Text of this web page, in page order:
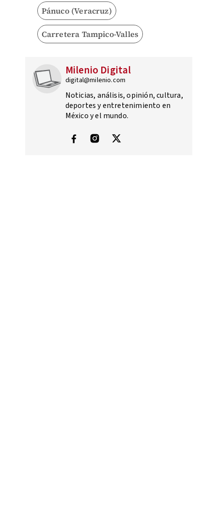
Pánuco (Veracruz)
Carretera Tampico-Valles
Milenio Digital
digital@milenio.com
Noticias, análisis, opinión, cultura,
deportes y entretenimiento en
México y el mundo.